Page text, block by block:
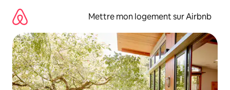
directement
contenu
Mettre mon logement sur Airbnb